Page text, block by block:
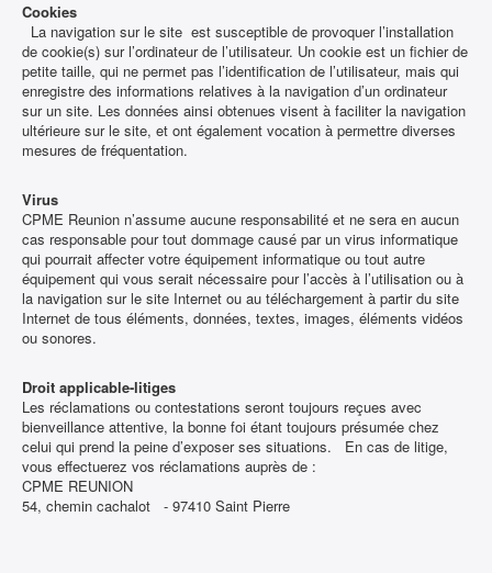
Cookies
La navigation sur le site est susceptible de provoquer l’installation
de cookie(s) sur l’ordinateur de l’utilisateur. Un cookie est un fichier de
petite taille, qui ne permet pas l’identification de l’utilisateur, mais qui
enregistre des informations relatives à la navigation d’un ordinateur
sur un site. Les données ainsi obtenues visent à faciliter la navigation
ultérieure sur le site, et ont également vocation à permettre diverses
mesures de fréquentation.
Virus
CPME Reunion n’assume aucune responsabilité et ne sera en aucun
cas responsable pour tout dommage causé par un virus informatique
qui pourrait affecter votre équipement informatique ou tout autre
équipement qui vous serait nécessaire pour l’accès à l’utilisation ou à
la navigation sur le site Internet ou au téléchargement à partir du site
Internet de tous éléments, données, textes, images, éléments vidéos
ou sonores.
Droit applicable-litiges
Les réclamations ou contestations seront toujours reçues avec
bienveillance attentive, la bonne foi étant toujours présumée chez
celui qui prend la peine d’exposer ses situations. En cas de litige,
vous effectuerez vos réclamations auprès de :
CPME REUNION
54, chemin cachalot - 97410 Saint Pierre